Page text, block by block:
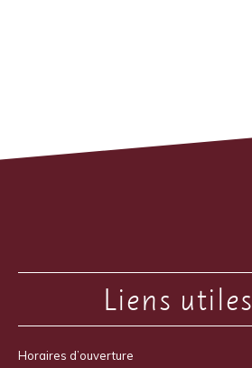
Liens utiles
Horaires d’ouverture